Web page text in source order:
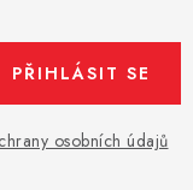
osobních údajů
PŘIHLÁSIT SE